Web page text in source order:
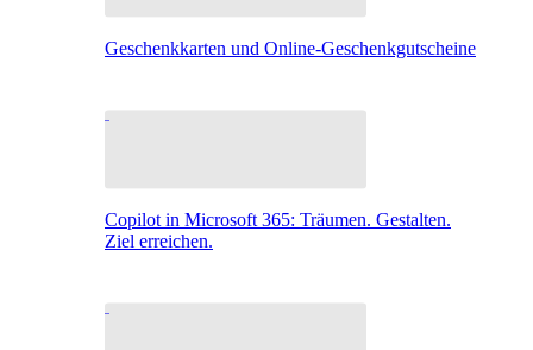
Geschenkkarten und Online-Geschenkgutscheine
Copilot in Microsoft 365: Träumen. Gestalten.
Ziel erreichen.